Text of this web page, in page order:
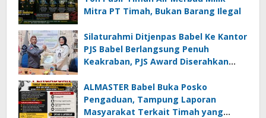
Mitra PT Timah, Bukan Barang Ilegal
Silaturahmi Ditjenpas Babel Ke Kantor
PJS Babel Berlangsung Penuh
Keakraban, PJS Award Diserahkan
ALMASTER Babel Buka Posko
Pengaduan, Tampung Laporan
Masyarakat Terkait Timah yang